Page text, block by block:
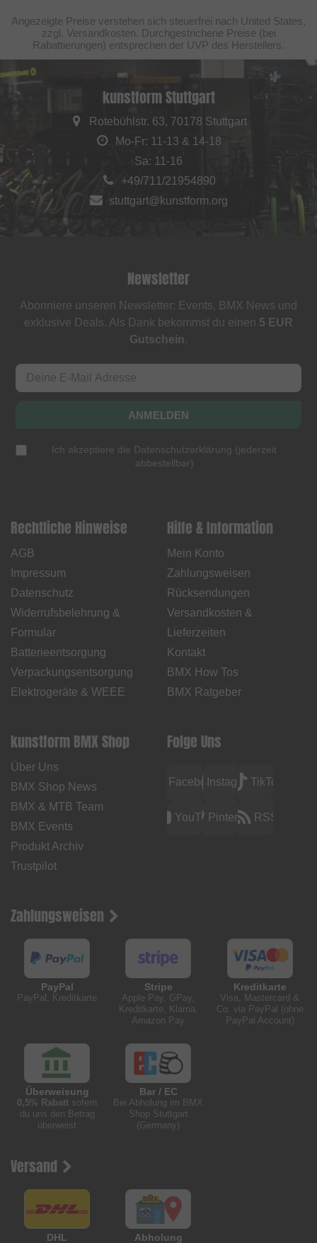
Angezeigte Preise verstehen sich steuerfrei nach United States,
zzgl. Versandkosten. Durchgestrichene Preise (bei
Rabattierungen) entsprechen der UVP des Herstellers.
kunstform Stuttgart
Rotebühlstr. 63, 70178 Stuttgart
Mo-Fr: 11-13 & 14-18
Sa: 11-16
+49/711/21954890
stuttgart@kunstform.org
Newsletter
Abonniere unseren Newsletter: Events, BMX News und
exklusive Deals. Als Dank bekommst du einen 5 EUR
Gutschein.
ANMELDEN
Ich akzeptiere die Datenschutzerklärung (jederzeit
abbestellbar)
Rechtliche Hinweise
AGB
Impressum
Datenschutz
Widerrufsbelehrung &
Formular
Batterieentsorgung
Verpackungsentsorgung
Elektrogeräte & WEEE
Hilfe & Information
Mein Konto
Zahlungsweisen
Rücksendungen
Versandkosten &
Lieferzeiten
Kontakt
BMX How Tos
BMX Ratgeber
kunstform BMX Shop
Über Uns
BMX Shop News
BMX & MTB Team
BMX Events
Produkt Archiv
Trustpilot
Folge Uns
FacebookInstagramTikTok
YouTubePinterest RSS
Zahlungsweisen
PayPal
PayPal, Kreditkarte
Stripe
Apple Pay, GPay,
Kreditkarte, Klarna,
Amazon Pay
Kreditkarte
Visa, Mastercard &
Co. via PayPal (ohne
PayPal Account)
Überweisung
0,5% Rabatt sofern
du uns den Betrag
überweist
Bar / EC
Bei Abholung im BMX
Shop Stuttgart
(Germany)
Versand
DHL Abholung